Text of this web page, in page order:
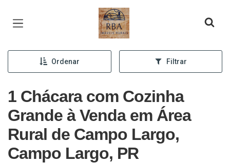
Página inicial
Ordenar Filtrar
1 Chácara com Cozinha
Grande à Venda em Área
Rural de Campo Largo,
Campo Largo, PR